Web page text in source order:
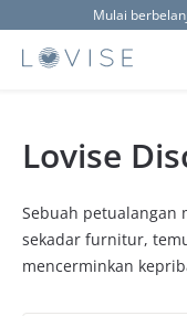
Mulai
Lovise
Sebuah petualangan
sekadar furnitur,
mencerminkan